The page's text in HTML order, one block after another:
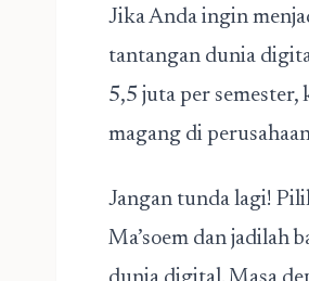
Jika Anda ingin
tantangan dunia
5,5 juta per
magang di
Jangan tunda lagi!
Ma’soem dan jadilah